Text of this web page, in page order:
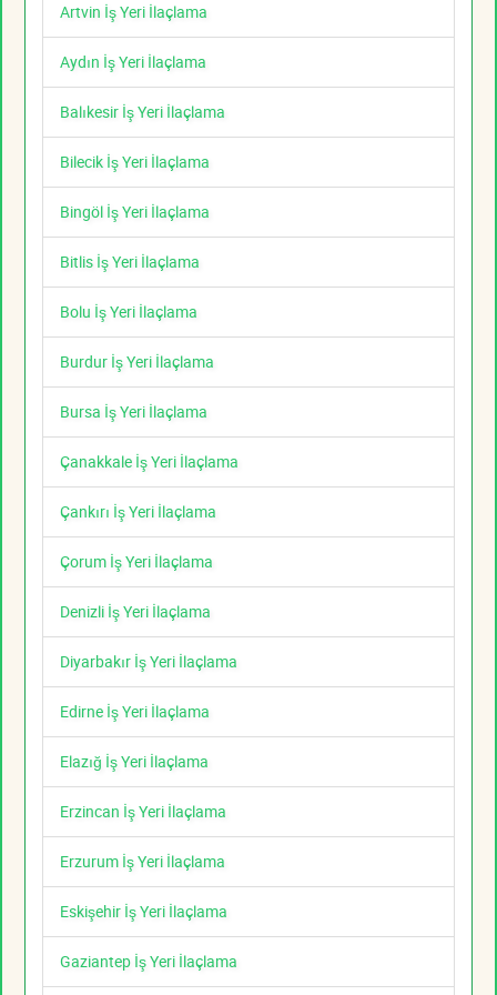
Artvin İş Yeri İlaçlama
Aydın İş Yeri İlaçlama
Balıkesir İş Yeri İlaçlama
Bilecik İş Yeri İlaçlama
Bingöl İş Yeri İlaçlama
Bitlis İş Yeri İlaçlama
Bolu İş Yeri İlaçlama
Burdur İş Yeri İlaçlama
Bursa İş Yeri İlaçlama
Çanakkale İş Yeri İlaçlama
Çankırı İş Yeri İlaçlama
Çorum İş Yeri İlaçlama
Denizli İş Yeri İlaçlama
Diyarbakır İş Yeri İlaçlama
Edirne İş Yeri İlaçlama
Elazığ İş Yeri İlaçlama
Erzincan İş Yeri İlaçlama
Erzurum İş Yeri İlaçlama
Eskişehir İş Yeri İlaçlama
Gaziantep İş Yeri İlaçlama